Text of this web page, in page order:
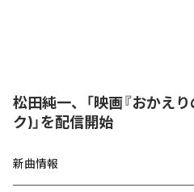
松田純一、「映画『おかえ
ク)」を配信開始
新曲情報